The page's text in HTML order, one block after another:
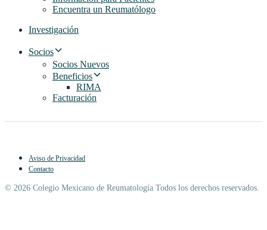
Encuentra un Reumatólogo
Investigación
Socios
Socios Nuevos
Beneficios
RIMA
Facturación
Aviso de Privacidad
Contacto
© 2026 Colegio Mexicano de Reumatología Todos los derechos reservados.